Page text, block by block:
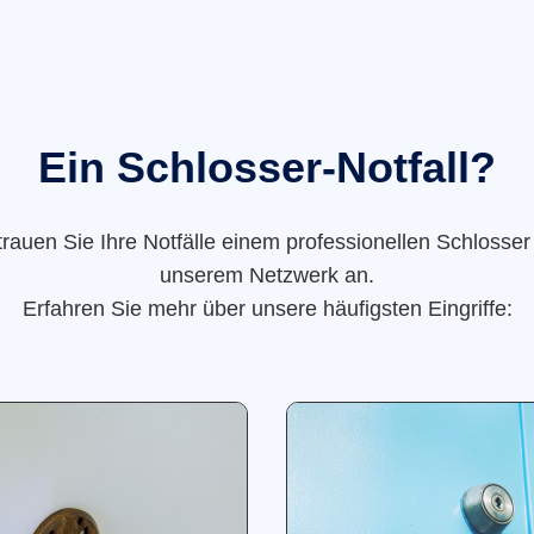
Ein Schlosser-Notfall?
Sie Ihre Notfälle einem professionellen
unserem Netzwerk an.
Erfahren Sie mehr über unsere häufigsten Eingriffe: